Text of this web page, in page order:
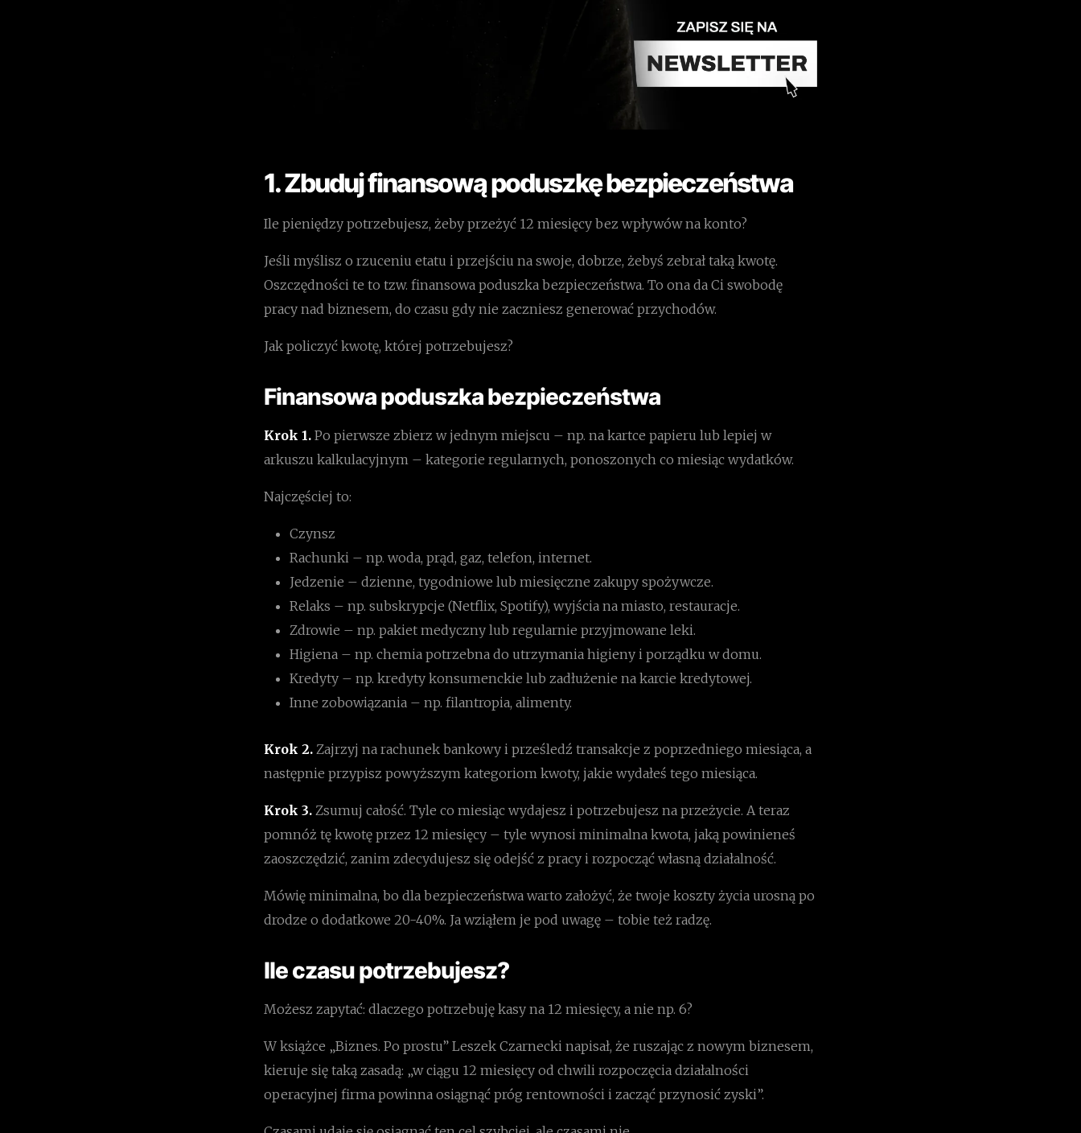
1. Zbuduj finansową poduszkę bezpieczeństwa
Ile pieniędzy potrzebujesz, żeby przeżyć 12 miesięcy bez wpływów na konto?
Jeśli myślisz o rzuceniu etatu i przejściu na swoje, dobrze, żebyś zebrał taką kwotę.
Oszczędności te to tzw. finansowa poduszka bezpieczeństwa. To ona da Ci swobodę
pracy nad biznesem, do czasu gdy nie zaczniesz generować przychodów.
Jak policzyć kwotę, której potrzebujesz?
Finansowa poduszka bezpieczeństwa
Krok 1. Po pierwsze zbierz w jednym miejscu – np. na kartce papieru lub lepiej w
arkuszu kalkulacyjnym – kategorie regularnych, ponoszonych co miesiąc wydatków.
Najczęściej to:
Czynsz
Rachunki – np. woda, prąd, gaz, telefon, internet.
Jedzenie – dzienne, tygodniowe lub miesięczne zakupy spożywcze.
Relaks – np. subskrypcje (Netflix, Spotify), wyjścia na miasto, restauracje.
Zdrowie – np. pakiet medyczny lub regularnie przyjmowane leki.
Higiena – np. chemia potrzebna do utrzymania higieny i porządku w domu.
Kredyty – np. kredyty konsumenckie lub zadłużenie na karcie kredytowej.
Inne zobowiązania – np. filantropia, alimenty.
Krok 2. Zajrzyj na rachunek bankowy i prześledź transakcje z poprzedniego miesiąca, a
następnie przypisz powyższym kategoriom kwoty, jakie wydałeś tego miesiąca.
Krok 3. Zsumuj całość. Tyle co miesiąc wydajesz i potrzebujesz na przeżycie. A teraz
pomnóż tę kwotę przez 12 miesięcy – tyle wynosi minimalna kwota, jaką powinieneś
zaoszczędzić, zanim zdecydujesz się odejść z pracy i rozpocząć własną działalność.
Mówię minimalna, bo dla bezpieczeństwa warto założyć, że twoje koszty życia urosną po
drodze o dodatkowe 20-40%. Ja wziąłem je pod uwagę – tobie też radzę.
Ile czasu potrzebujesz?
Możesz zapytać: dlaczego potrzebuję kasy na 12 miesięcy, a nie np. 6?
W książce „Biznes. Po prostu” Leszek Czarnecki napisał, że ruszając z nowym biznesem,
kieruje się taką zasadą: „w ciągu 12 miesięcy od chwili rozpoczęcia działalności
operacyjnej firma powinna osiągnąć próg rentowności i zacząć przynosić zyski”.